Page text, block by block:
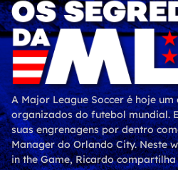
A Major League Soccer é hoje
organizados do futebol mundial.
suas engrenagens por dentro
Manager do Orlando City. Neste
in the Game, Ricardo